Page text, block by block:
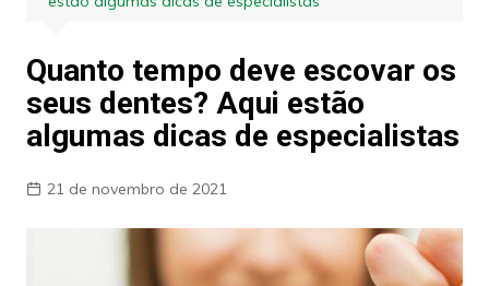
Quanto tempo deve escovar os
seus dentes? Aqui estão
algumas dicas de especialistas
21 de novembro de 2021